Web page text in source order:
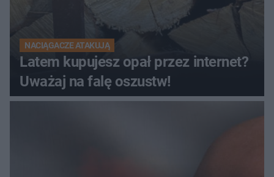
NACIĄGACZE ATAKUJĄ
Latem kupujesz opał przez internet?
Uważaj na falę oszustw!